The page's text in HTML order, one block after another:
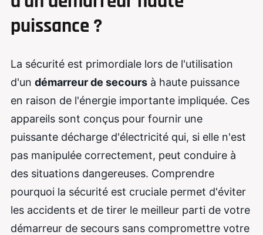
puissance ?
La sécurité est primordiale lors de l'utilisation
d'un démarreur de secours à haute puissance
en raison de l'énergie importante impliquée. Ces
appareils sont conçus pour fournir une
puissante décharge d'électricité qui, si elle n'est
pas manipulée correctement, peut conduire à
des situations dangereuses. Comprendre
pourquoi la sécurité est cruciale permet d'éviter
les accidents et de tirer le meilleur parti de votre
démarreur de secours sans compromettre votre